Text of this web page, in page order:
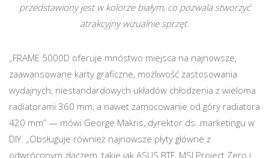
przedstawiony jest w kolorze białym, co pozwala stworzyć
atrakcyjny wizualnie sprzęt.
„FRAME 5000D oferuje mnóstwo miejsca na najnowsze,
zaawansowane karty graficzne, możliwość zastosowania
wydajnych, niestandardowych układów chłodzenia z wieloma
radiatorami 360 mm, a nawet zamocowanie od góry radiatora
420 mm” — mówi George Makris, dyrektor ds. marketingu w
DIY. „Obsługuje również najnowsze płyty główne z
odwróconym złączem, takie jak ASUS BTF, MSI Project Zero i